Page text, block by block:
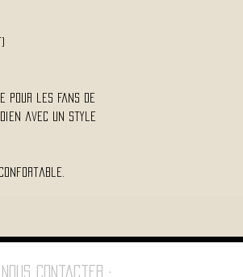
pour les fans de
avec un style
Nous contacter :